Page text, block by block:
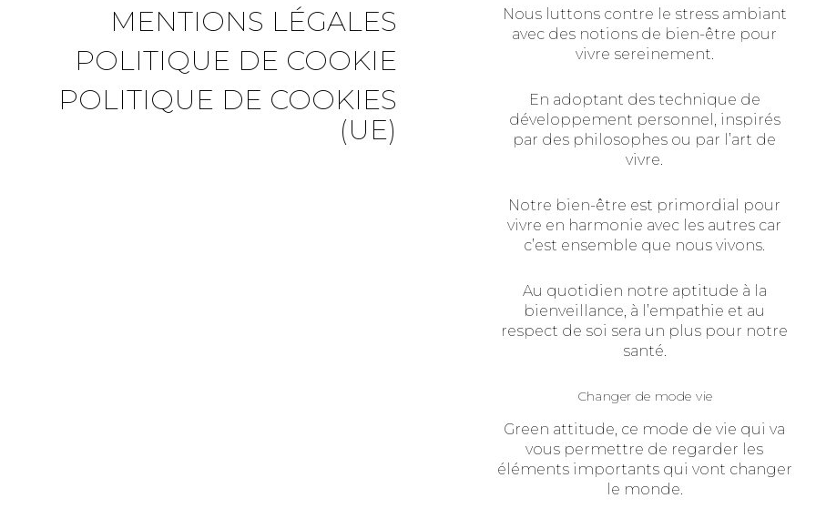
MENTIONS LÉGALES
POLITIQUE DE COOKIE
POLITIQUE DE COOKIES
(UE)
Nous luttons contre le stress ambiant
avec des notions de bien-être pour
vivre sereinement.
En adoptant des technique de
développement personnel, inspirés
par des philosophes ou par l’art de
vivre.
Notre bien-être est primordial pour
vivre en harmonie avec les autres car
c’est ensemble que nous vivons.
Au quotidien notre aptitude à la
bienveillance, à l’empathie et au
respect de soi sera un plus pour notre
santé.
Changer de mode vie
Green attitude, ce mode de vie qui va
vous permettre de regarder les
éléments importants qui vont changer
le monde.